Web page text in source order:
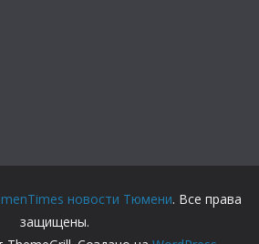
новости Тюмени. Все права
защищены.